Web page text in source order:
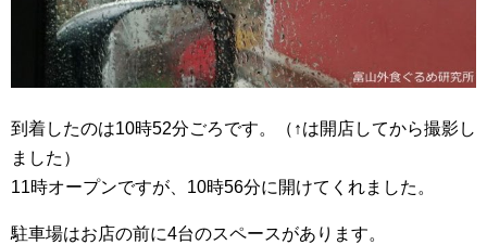
到着したのは10時52分ごろです。（↑は開店してから撮影し
ました）
11時オープンですが、10時56分に開けてくれました。
駐車場はお店の前に4台のスペースがあります。